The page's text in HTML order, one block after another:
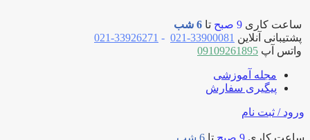
ساعت کاری 9 صبح تا 6 شب
پشتیبانی آنلاین 33900081-021
-
33926271-021
واتس آپ 09109261895
مجله آموزشی
پیگیری سفارش
ورود / ثبت نام
ساعت کاری 9 صبح تا 6 شب